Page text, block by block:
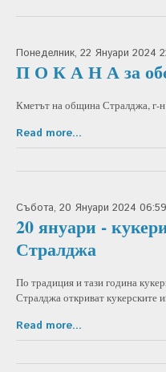
Понеделник, 22 Януари 2024
П О К А Н А за
Кметът на община Стралджа, г-
Read more...
Събота, 20 Януари 2024 06:59
20 януари -
Стралджа
По традиция и тази година
Стралджа откриват кукерските
Read more...